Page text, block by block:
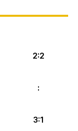
2:2
:
3:1